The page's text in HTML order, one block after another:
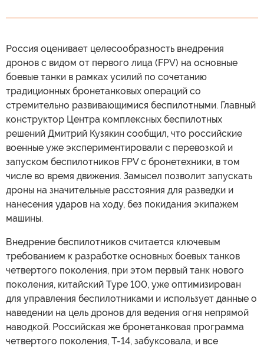
Россия оценивает целесообразность внедрения
дронов с видом от первого лица (FPV) на основные
боевые танки в рамках усилий по сочетанию
традиционных бронетанковых операций со
стремительно развивающимися беспилотными. Главный
конструктор Центра комплексных беспилотных
решений Дмитрий Кузякин сообщил, что российские
военные уже экспериментировали с перевозкой и
запуском беспилотников FPV с бронетехники, в том
числе во время движения. Замысел позволит запускать
дроны на значительные расстояния для разведки и
нанесения ударов на ходу, без покидания экипажем
машины.
Внедрение беспилотников считается ключевым
требованием к разработке основных боевых танков
четвертого поколения, при этом первый танк нового
поколения, китайский Type 100, уже оптимизирован
для управления беспилотниками и использует данные о
наведении на цель дронов для ведения огня непрямой
наводкой. Российская же бронетанковая программа
четвертого поколения, Т-14, забуксовала, и все